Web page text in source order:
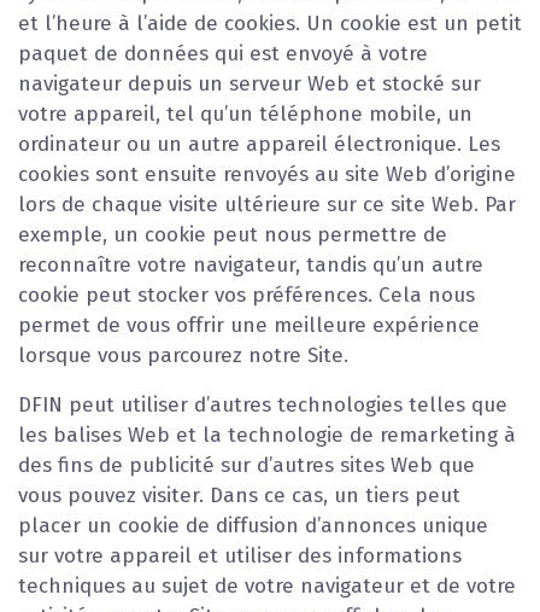
et l’heure à l’aide de cookies. Un cookie est un petit
paquet de données qui est envoyé à votre
navigateur depuis un serveur Web et stocké sur
votre appareil, tel qu’un téléphone mobile, un
ordinateur ou un autre appareil électronique. Les
cookies sont ensuite renvoyés au site Web d’origine
lors de chaque visite ultérieure sur ce site Web. Par
exemple, un cookie peut nous permettre de
reconnaître votre navigateur, tandis qu’un autre
cookie peut stocker vos préférences. Cela nous
permet de vous offrir une meilleure expérience
lorsque vous parcourez notre Site.
DFIN peut utiliser d’autres technologies telles que
les balises Web et la technologie de remarketing à
des fins de publicité sur d’autres sites Web que
vous pouvez visiter. Dans ce cas, un tiers peut
placer un cookie de diffusion d’annonces unique
sur votre appareil et utiliser des informations
techniques au sujet de votre navigateur et de votre